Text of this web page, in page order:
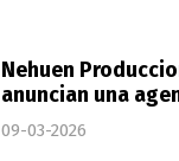
Nehuen
anuncian una
09-03-2026